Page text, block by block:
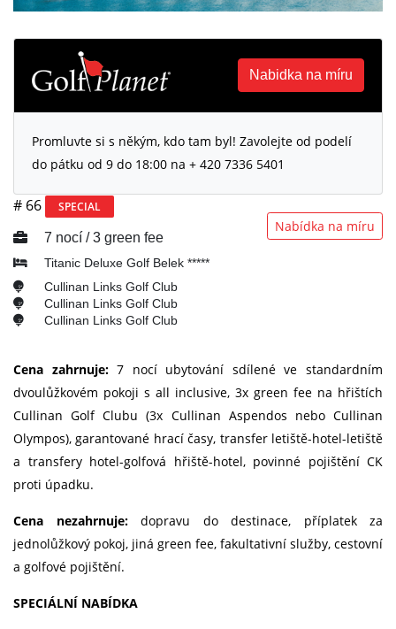
Nabidka na míru
Promluvte si s někým, kdo tam byl! Zavolejte od podelí
do pátku od 9 do 18:00 na + 420 7336 5401
# 66 SPECIAL
Nabídka na míru
7 nocí / 3 green fee
Titanic Deluxe Golf Belek *****
Cullinan Links Golf Club
Cullinan Links Golf Club
Cullinan Links Golf Club
Cena zahrnuje:7 nocí ubytování sdílené ve standardním
dvoulůžkovém pokoji s all inclusive, 3x green fee na hřištích
Cullinan Golf Clubu (3x Cullinan Aspendos nebo Cullinan
Olympos), garantované hrací časy, transfer letiště-hotel-letiště
a transfery hotel-golfová hřiště-hotel, povinné pojištění CK
proti úpadku.
Cena nezahrnuje:dopravu do destinace, příplatek za
jednolůžkový pokoj, jiná green fee, fakultativní služby, cestovní
a golfové pojištění.
SPECIÁLNÍ NABÍDKA